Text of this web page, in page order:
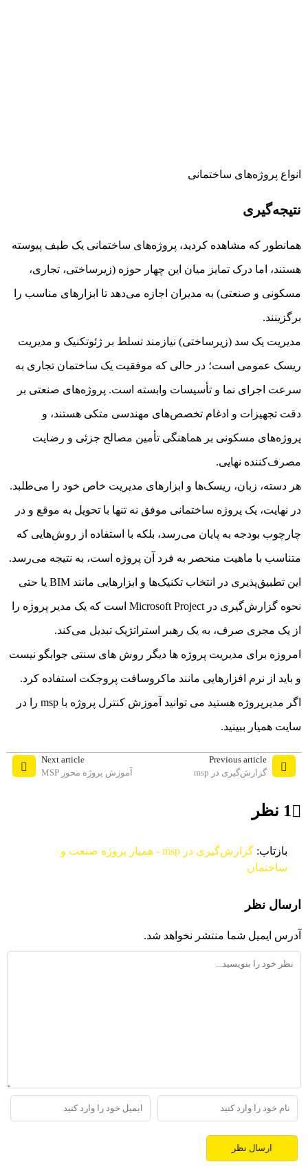
انواع پروژه‌های ساختمانی
نتیجه‌گیری
همانطور که مشاهده کردید، پروژه‌های ساختمانی یک طیف پیوسته
هستند، اما درک تمایز میان این چهار حوزه (زیرساختی، تجاری،
مسکونی و صنعتی) به مدیران اجازه می‌دهد تا ابزارهای مناسب را
برگزینند.
مدیریت یک سد (زیرساختی) نیازمند تسلط بر ژئوتکنیک و مدیریت
ریسک عمومی است؛ در حالی که موفقیت یک ساختمان تجاری به
سرعت اجرای نما و تأسیسات وابسته است. پروژه‌های صنعتی بر
دقت تجهیزات و ادغام تخصص‌های مهندسی متکی هستند، و
پروژه‌های مسکونی بر هماهنگی تأمین مصالح جزئی و رضایت
مصرف‌کننده نهایی.
هر دسته، زبان، ریسک‌ها و ابزارهای مدیریت خاص خود را می‌طلبد.
در نهایت، یک پروژه ساختمانی موفق نه تنها با تحویل به موقع و در
چارچوب بودجه به پایان می‌رسد، بلکه با استفاده از روش‌هایی که
متناسب با ماهیت منحصر به فرد آن پروژه است، به نتیجه می‌رسد.
این تطبیق‌پذیری در انتخاب تکنیک‌ها و ابزارهایی مانند BIM یا حتی
نحوه گزارش‌گیری در Microsoft Project است که یک مدیر پروژه را
از یک مجری صرف، به یک رهبر استراتژیک تبدیل می‌کند.
امروزه برای مدیریت پروژه ها دیگر روش های سنتی جوابگو نیست
و باید از نرم افزارهایی مانند ماکروسافت پروجکت استفاده کرد.
اگر مدیرپروژه هستید می توانید آموزش کنترل پروژه با msp را در
سایت همیار ببینید.
Previous article
گزارش‌گیری در msp
Next article
آموزش پروژه محور MSP
1 نظر
بازتاب:
گزارش‌گیری در msp - همیار پروژه صنعت و
ساختمان
ارسال نظر
آدرس ایمیل شما منتشر نخواهد شد.